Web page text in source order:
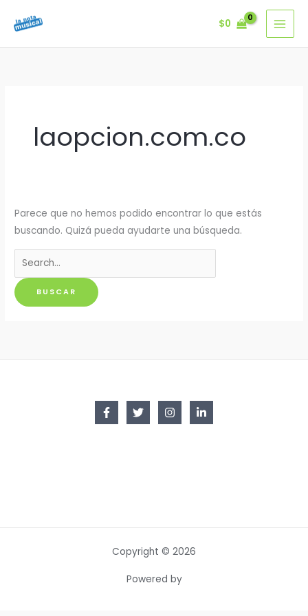
$0
laopcion.com.co
Parece que no hemos podido encontrar lo que estás
buscando. Quizá pueda ayudarte una búsqueda.
Buscar
por:
Copyright © 2026
Powered by